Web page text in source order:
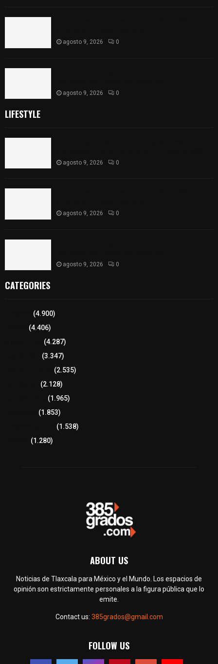
agosto 9, 2026 0
agosto 9, 2026 0
LIFESTYLE
agosto 9, 2026 0
agosto 9, 2026 0
agosto 9, 2026 0
CATEGORIES
(4.900)
(4.406)
(4.287)
(3.347)
(2.535)
(2.128)
(1.965)
(1.853)
(1.538)
(1.280)
ABOUT US
Noticias de Tlaxcala para México y el Mundo. Los espacios de
opinión son estrictamente personales a la figura pública que lo
emite.
Contact us: 385grados@gmail.com
FOLLOW US